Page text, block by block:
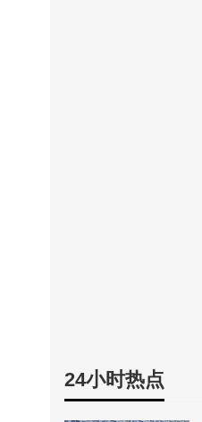
24小时热点